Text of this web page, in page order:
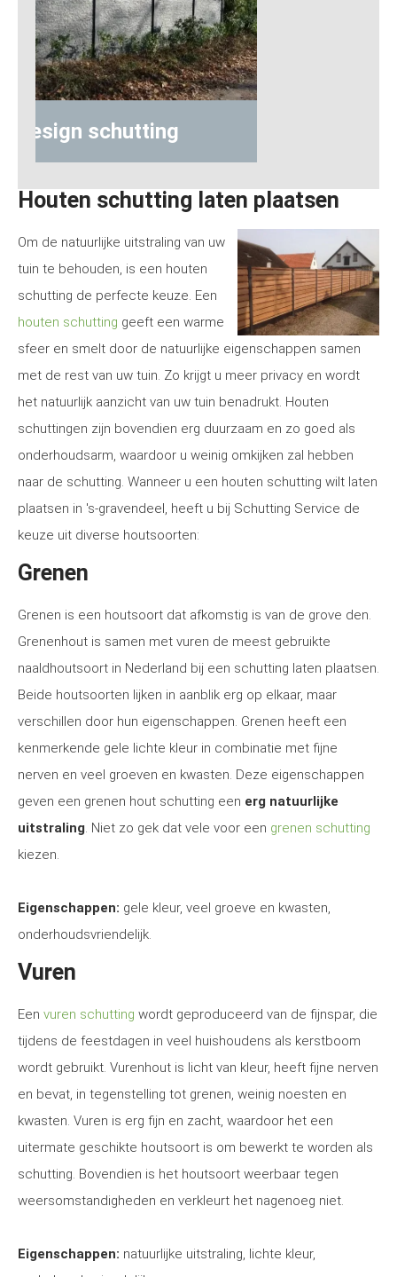
Houten schutting laten plaatsen
Om de natuurlijke uitstraling van uw
tuin te behouden, is een houten
schutting de perfecte keuze. Een
houten schutting geeft een warme
sfeer en smelt door de natuurlijke eigenschappen samen
met de rest van uw tuin. Zo krijgt u meer privacy en wordt
het natuurlijk aanzicht van uw tuin benadrukt. Houten
schuttingen zijn bovendien erg duurzaam en zo goed als
onderhoudsarm, waardoor u weinig omkijken zal hebben
naar de schutting. Wanneer u een houten schutting wilt laten
plaatsen in 's-gravendeel, heeft u bij Schutting Service de
keuze uit diverse houtsoorten:
Grenen
Grenen is een houtsoort dat afkomstig is van de grove den.
Grenenhout is samen met vuren de meest gebruikte
naaldhoutsoort in Nederland bij een schutting laten plaatsen.
Beide houtsoorten lijken in aanblik erg op elkaar, maar
verschillen door hun eigenschappen. Grenen heeft een
kenmerkende gele lichte kleur in combinatie met fijne
nerven en veel groeven en kwasten. Deze eigenschappen
geven een grenen hout schutting een erg natuurlijke
uitstraling. Niet zo gek dat vele voor een grenen schutting
kiezen.
Eigenschappen: gele kleur, veel groeve en kwasten,
onderhoudsvriendelijk.
Vuren
Een vuren schutting wordt geproduceerd van de fijnspar, die
tijdens de feestdagen in veel huishoudens als kerstboom
wordt gebruikt. Vurenhout is licht van kleur, heeft fijne nerven
en bevat, in tegenstelling tot grenen, weinig noesten en
kwasten. Vuren is erg fijn en zacht, waardoor het een
uitermate geschikte houtsoort is om bewerkt te worden als
schutting. Bovendien is het houtsoort weerbaar tegen
weersomstandigheden en verkleurt het nagenoeg niet.
Eigenschappen: natuurlijke uitstraling, lichte kleur,